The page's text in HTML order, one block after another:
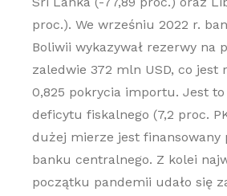
proc.). We wrześniu 2022 r.
Boliwii wykazywał rezerwy na
zaledwie 372 mln USD, co jest
0,825 pokrycia importu. Jest
deficytu fiskalnego (7,2 proc.
dużej mierze jest finansowany
banku centralnego. Z kolei
początku pandemii udało się